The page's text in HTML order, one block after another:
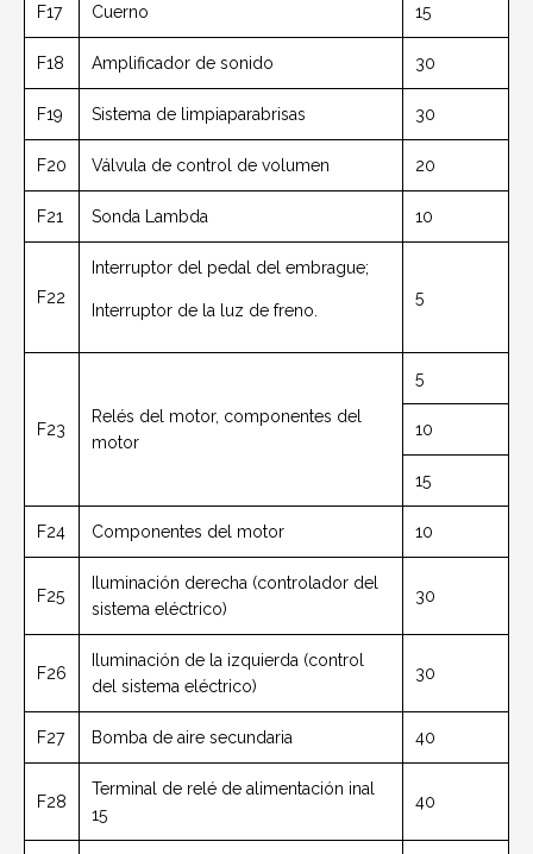
F17 Cuerno 15
F18 Amplificador de sonido 30
F19 Sistema de limpiaparabrisas 30
F20 Válvula de control de volumen 20
F21 Sonda Lambda 10
F22
Interruptor del pedal del embrague;
Interruptor de la luz de freno.
5
F23
Relés del motor, componentes del
motor
5
10
15
F24 Componentes del motor 10
F25
Iluminación derecha (controlador del
sistema eléctrico)
30
F26
Iluminación de la izquierda (control
del sistema eléctrico)
30
F27 Bomba de aire secundaria 40
F28
Terminal de relé de alimentación inal
15
40